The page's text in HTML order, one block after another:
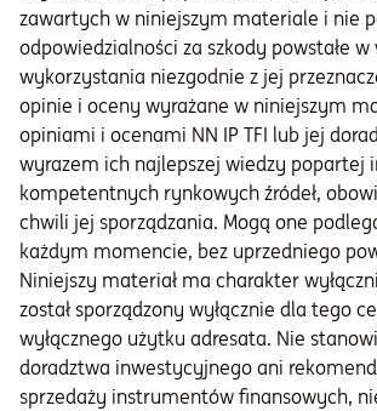
zawartych w niniejszym materiale i nie
odpowiedzialności za szkody powstałe
wykorzystania niezgodnie z jej
opinie i oceny wyrażane w niniejszym
opiniami i ocenami NN IP TFI lub jej
wyrazem ich najlepszej wiedzy popartej
kompetentnych rynkowych źródeł,
chwili jej sporządzania. Mogą one
każdym momencie, bez uprzedniego
Niniejszy materiał ma charakter
został sporządzony wyłącznie dla tego
wyłącznego użytku adresata. Nie
doradztwa inwestycyjnego ani
sprzedaży instrumentów finansowych,